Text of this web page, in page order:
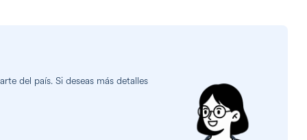
del país. Si deseas más detalles